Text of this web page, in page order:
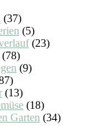
(37)
(5)
(23)
(78)
(9)
(13)
(18)
Garten (34)